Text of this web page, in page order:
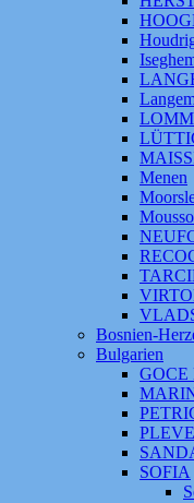
Menen
Bosnien-
Bulgarien
SOFIA